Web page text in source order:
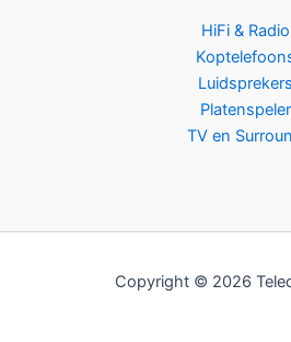
HiFi & Radio
Luidsprekers
Platenspeler
TV en
Copyright © 2026